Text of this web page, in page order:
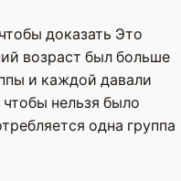
доказать Это
возраст был больше
и каждой давали
нельзя было
одна группа